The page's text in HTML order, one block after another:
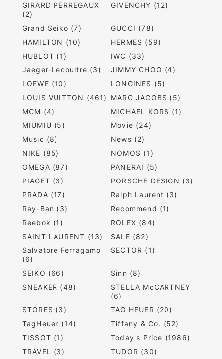
GIRARD PERREGAUX
(2)
GIVENCHY (12)
Grand Seiko (7)
GUCCI (78)
HAMILTON (10)
HERMES (59)
HUBLOT (1)
IWC (33)
Jaeger-Lecoultre (3)
JIMMY CHOO (4)
LOEWE (10)
LONGINES (5)
LOUIS VUITTON (461)
MARC JACOBS (5)
MCM (4)
MICHAEL KORS (1)
MIUMIU (5)
Movie (24)
Music (8)
News (2)
NIKE (85)
NOMOS (1)
OMEGA (87)
PANERAI (5)
PIAGET (3)
PORSCHE DESIGN (3)
PRADA (17)
Ralph Laurent (3)
Ray-Ban (3)
Recommend (1)
Reebok (1)
ROLEX (84)
SAINT LAURENT (13)
SALE (82)
Salvatore Ferragamo
(6)
SECTOR (1)
SEIKO (66)
Sinn (8)
SNEAKER (48)
STELLA McCARTNEY
(6)
STORES (3)
TAG HEUER (20)
TagHeuer (14)
Tiffany & Co. (52)
TISSOT (1)
Today's Price (1986)
TRAVEL (3)
TUDOR (30)